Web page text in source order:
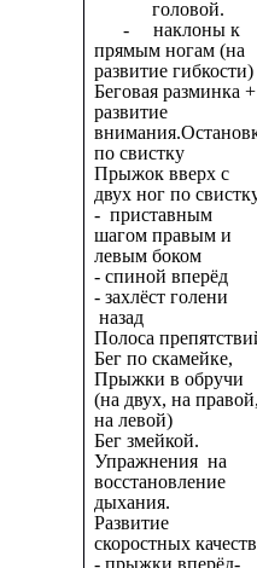
головой.
- наклоны к
прямым ногам (на
развитие гибкости)
Беговая разминка +
развитие
по свистку
Прыжок вверх с
двух ног по
- приставным
шагом правым и
левым боком
- спиной вперёд
- захлёст голени
назад
Полоса
Бег по скамейке,
Прыжки в обручи
(на двух, на
на левой)
Бег змейкой.
Упражнения на
восстановление
дыхания.
Развитие
скоростных
- прыжки вперёд-